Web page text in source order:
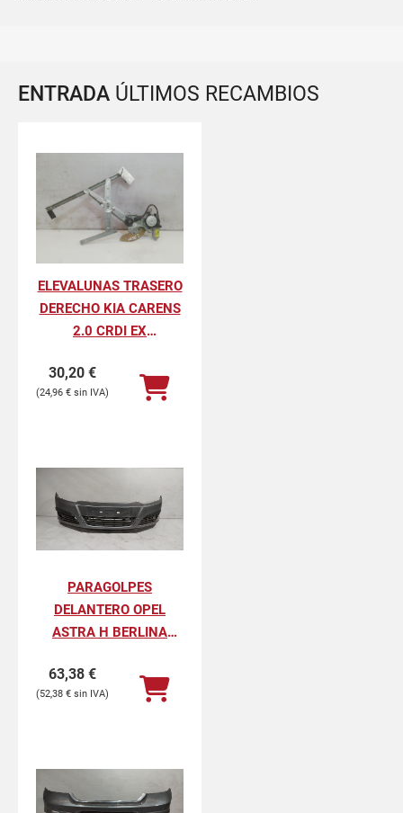
ENTRADA ÚLTIMOS RECAMBIOS
ELEVALUNAS TRASERO
DERECHO KIA CARENS
2.0 CRDI EX
30,20 €
24,96 €
PARAGOLPES
DELANTERO OPEL
ASTRA H BERLINA
63,38 €
52,38 €